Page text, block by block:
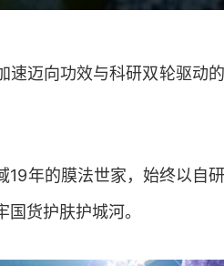
速迈向功效与科研双轮驱动
19年的膜法世家，始终以自
国货护肤护城河。